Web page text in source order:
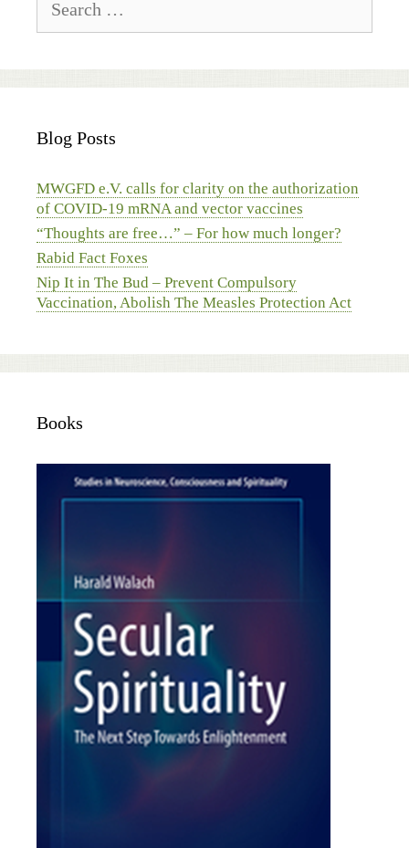
for:
Blog Posts
MWGFD e.V. calls for clarity on the authorization
of COVID-19 mRNA and vector vaccines
“Thoughts are free…” – For how much longer?
Rabid Fact Foxes
Nip It in The Bud – Prevent Compulsory
Vaccination, Abolish The Measles Protection Act
Books